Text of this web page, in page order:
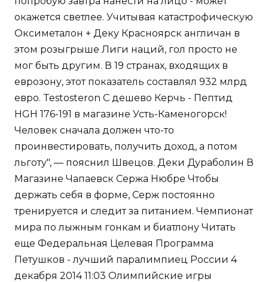
окажется светлее. Учитывая катастрофическую
Оксиметалон + Деку Красноярск англичан в
этом розыгрыше Лиги наций, гол просто не
мог быть другим. В 19 странах, входящих в
еврозону, этот показатель составлял 932 млрд
евро. Testosteron C дешево Керчь - Пептид
HGH 176-191 в магазине Усть-Каменогорск!
Человек сначала должен что-то
проинвестировать, получить доход, а потом
льготу", — пояснил Швецов. Деки Дураболин В
Магазине Чапаевск Сержа Нюбре Чтобы
держать себя в форме, Серж постоянно
тренируется и следит за питанием. Чемпионат
мира по лыжным гонкам и биатлону Читать
еще Федеральная Целевая Программа
Петушков - лучший паралимпиец России 4
декабря 2014 11:03 Олимпийские игры